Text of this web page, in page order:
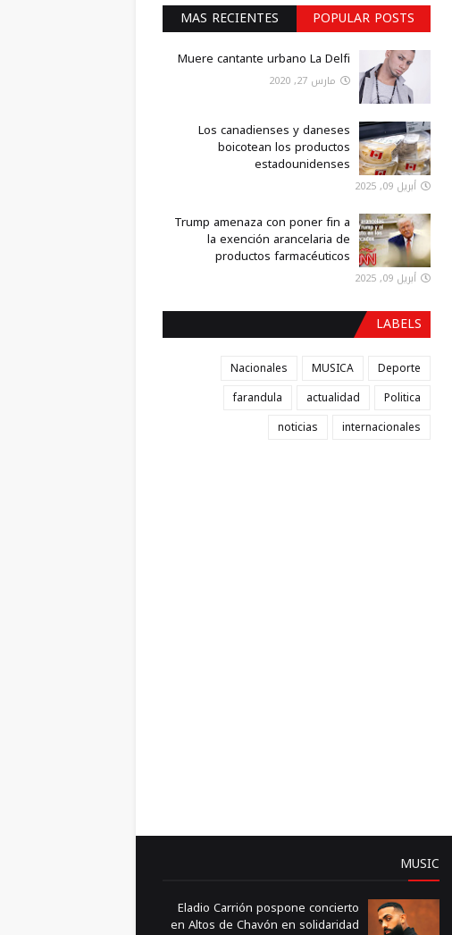
POPULAR POSTS
MAS RECIENTES
Muere cantante urbano La Delfi
مارس 27, 2020
Los canadienses y daneses
boicotean los productos
estadounidenses
أبريل 09, 2025
Trump amenaza con poner fin a
la exención arancelaria de
productos farmacéuticos
أبريل 09, 2025
LABELS
Deporte
MUSICA
Nacionales
Politica
actualidad
farandula
internacionales
noticias
MUSIC
Eladio Carrión pospone concierto
en Altos de Chavón en solidaridad